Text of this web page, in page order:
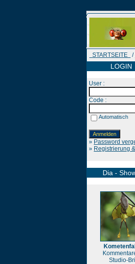
STARTSEITE /
LOGIN
User :
Code :
Automatisch
» Password
» Registrierung
Dia -
Studio-